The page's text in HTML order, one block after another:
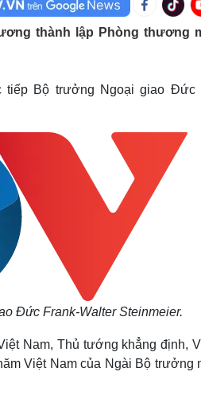
đá
Xe máy
ảnh
Giải trí
Nghệ sĩ
Thời trang
thành lập Phòng thương
Bộ trưởng Ngoại giao Đức
Đức Frank-Walter Steinmeier.
Nam, Thủ tướng khẳng định,
Việt Nam của Ngài Bộ trưởng